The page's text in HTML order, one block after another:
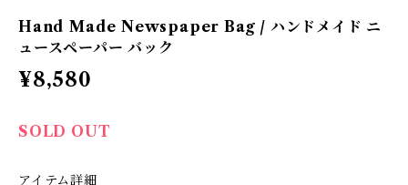
Hand Made Newspaper Bag / ハンドメイド ニ
ュースペーパー バック
¥8,580
SOLD OUT
アイテム詳細